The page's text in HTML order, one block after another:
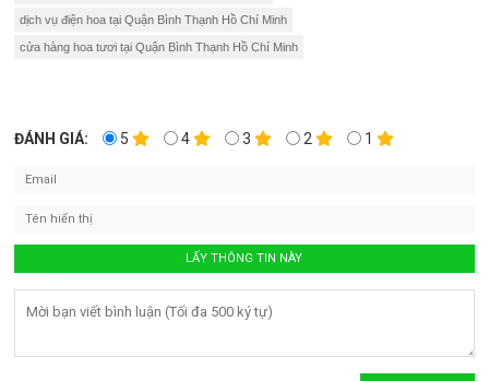
dịch vụ điện hoa tại Quận Bình Thạnh Hồ Chí Minh
cửa hàng hoa tươi tại Quận Bình Thạnh Hồ Chí Minh
ĐÁNH GIÁ: 5 4 3 2 1